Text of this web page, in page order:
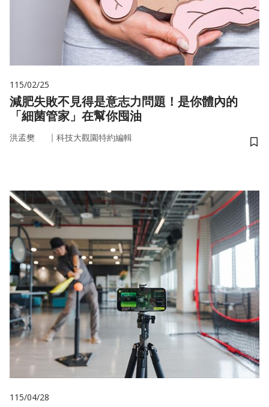
115/02/25
減肥失敗不見得是意志力問題！是你體內的
「細菌管家」在幫你囤油
洪孟樊 ｜ 科技大觀園特約編輯
儲
115/04/28